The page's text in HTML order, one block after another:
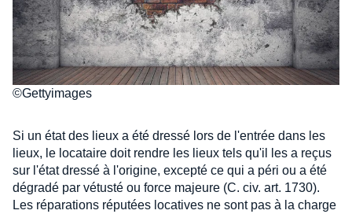
©Gettyimages
Si un état des lieux a été dressé lors de l'entrée dans les
lieux, le locataire doit rendre les lieux tels qu'il les a reçus
sur l'état dressé à l'origine, excepté ce qui a péri ou a été
dégradé par vétusté ou force majeure (C. civ. art. 1730).
Les réparations réputées locatives ne sont pas à la charge